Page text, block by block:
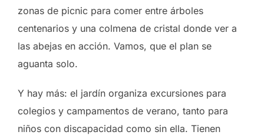
zonas de picnic para comer entre árboles
centenarios y una colmena de cristal donde ver a
las abejas en acción. Vamos, que el plan se
aguanta solo.
Y hay más: el jardín organiza excursiones para
colegios y campamentos de verano, tanto para
niños con discapacidad como sin ella. Tienen